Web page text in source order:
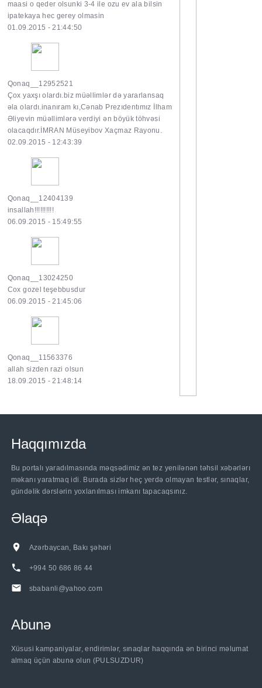
maasi o qeder olsunki 3-4 ile ozu ev ala bilsin
ipatekaya hec gerey olmasin
01.09.2015 - 21:44:50
Qonaq__12952521
Çox yaxşı olardı.biz müəllimlər də yararlansaq
əla olardı.inanıram kı,Cənab Prezıdentımız İlham
Əliyevin müəllimlərə verdiyi ən böyük töhvəsi
olacaqdır.İMRAN Müseyibov Xaçmaz Rayonu.
02.09.2015 - 12:43:39
Qonaq__12404139
insallah!!!!!!!!!!
06.09.2015 - 15:49:55
Qonaq__13024250
Cox gozel teşebbusdur
06.09.2015 - 21:45:06
Qonaq__11563376
allah sizden razi olsun
18.09.2015 - 21:48:14
Haqqımızda
Bu portalı yaradılmasında məqsədimiz ən tez yenilənən təhsil xəbərlərı
məkanı yaratmaq idi. Burada sizlər heç yerdə olmayan testlər, sınaqlar,
gündəlik dərslərin yoxlanılması imkanı tapacaqsınız.
Əlaqə
Azərbaycan, Bakı şəhəri
+994 50 686 86 44
sbabanli@yahoo.com
Abunə
Xüsusi kampaniyalar, endirimlər, sınaqlar haqqında ən birinci məlumat
almaq üçün abunə olun (PULSUZDUR)